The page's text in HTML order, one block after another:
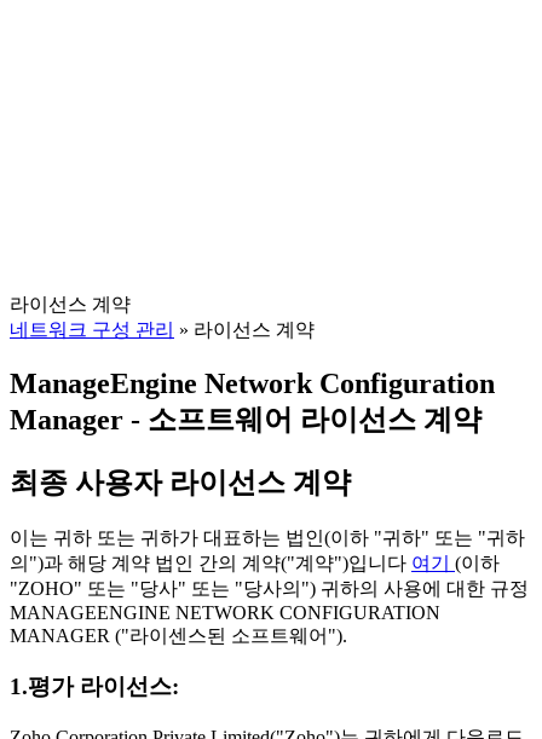
라이선스 계약
네트워크 구성 관리 » 라이선스 계약
ManageEngine Network Configuration
Manager - 소프트웨어 라이선스 계약
최종 사용자 라이선스 계약
이는 귀하 또는 귀하가 대표하는 법인(이하 "귀하" 또는 "귀하
의")과 해당 계약 법인 간의 계약("계약")입니다 여기 (이하
"ZOHO" 또는 "당사" 또는 "당사의") 귀하의 사용에 대한 규정
MANAGEENGINE NETWORK CONFIGURATION
MANAGER ("라이센스된 소프트웨어").
1.평가 라이선스: